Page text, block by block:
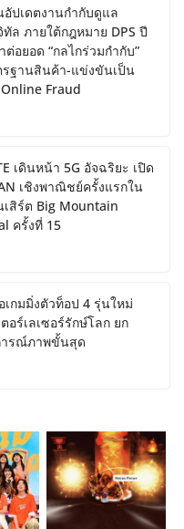
อัปเดตงานกำกับดูแล
ล ภายใต้กฎหมาย DPS ปี
อยอด “กลไกร่วมกำกับ”
ฐานสินค้า-แข่งขันเป็น
Fraud
เดินหน้า 5G อัจฉริยะ เปิด
เชิงพาณิชย์ครั้งแรกใน
สิร์ต Big Mountain
ครั้งที่ 15
เกมมิ่งตัวท็อป 4 รุ่นใหม่
อร์เลเซอร์รักษ์โลก ยก
ารณ์ภาพขั้นสุด